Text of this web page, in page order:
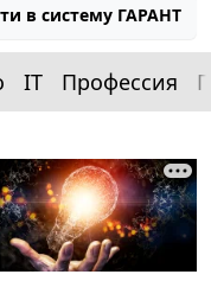
в систему ГАРАНТ
IT Профессия